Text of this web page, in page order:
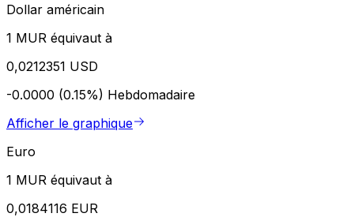
Dollar américain
1 MUR équivaut à
0,0212351 USD
-0.0000 (0.15%) Hebdomadaire
Afficher le graphique
Euro
1 MUR équivaut à
0,0184116 EUR